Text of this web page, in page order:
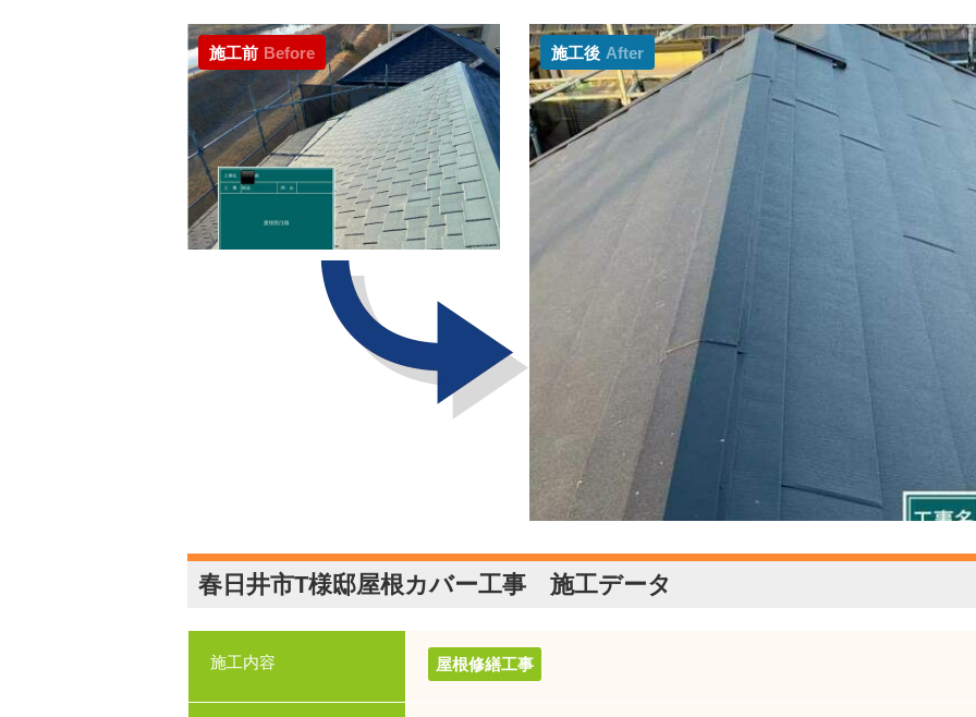
施工後 After
施工前 Before
春日井市T様邸屋根カバー工事 施工データ
施工内容 屋根修繕工事